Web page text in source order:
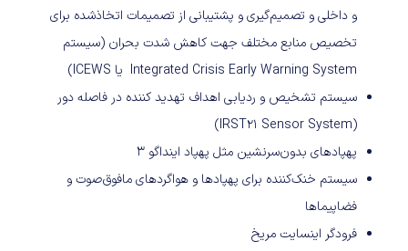
و داخلی و تصمیم‌‌گیری و پشتیبانی از تصمیمات اتخاذشده برای
تخصیص منابع مختلف جهت کاهش شدت بحران (سیستم
Integrated Crisis Early Warning System یا ICEWS)
سیستم تشخیص و ردیابی اهداف تهدید کننده در فاصله دور
(IRST21 Sensor System)
پهپادهای بدون‌سرنشین مثل پهپاد اینداگو ۳
سیستم خنک‌کننده برای پهپادها و هواگردهای مافوق‌صوت و
فضاپیماها
فرودگر اینسایت مریخ